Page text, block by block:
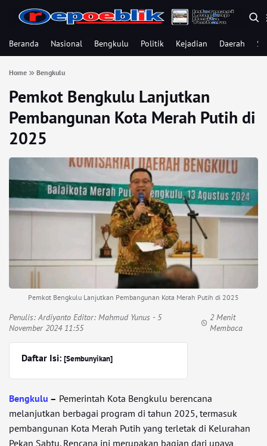
Beranda Nasional Bengkulu Politik Kejadian Daerah
Home Bengkulu
Pemkot Bengkulu Lanjutkan
Pembangunan Kota Merah Putih di
2025
Pemkot Bengkulu Lanjutkan Pembangunan Kota Merah Putih di 2025
Penulis:Ardiyanto Editor: Mahmud Yunus - 5
November 2024 11:55
2 Menit
Membaca
Daftar Isi: [Sembunyikan]
Bengkulu – Pemerintah Kota Bengkulu berencana
melanjutkan berbagai program di tahun 2025, termasuk
pembangunan Kota Merah Putih yang terletak di Kelurahan
Pekan Sabtu. Rencana ini merupakan bagian dari upaya